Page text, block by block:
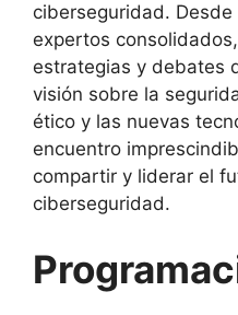
ciberseguridad.
expertos
estrategias y debates
visión sobre la
ético y las nuevas
encuentro
compartir y liderar el
ciberseguridad.